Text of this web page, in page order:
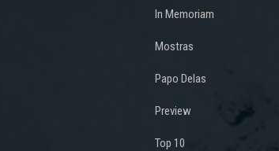
In Memoriam
Mostras
Papo Delas
Preview
Top 10